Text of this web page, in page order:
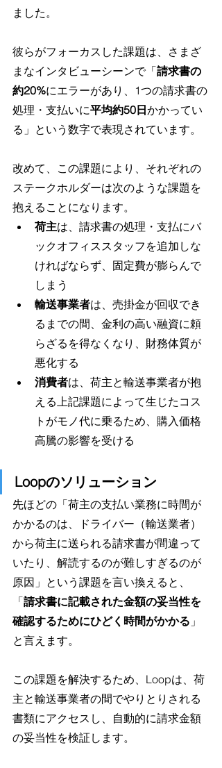
ました。
彼らがフォーカスした課題は、さまざ
まなインタビューシーンで「請求書の
約20%にエラーがあり、1つの請求書の
処理・支払いに平均約50日かかってい
る」という数字で表現されています。
改めて、この課題により、それぞれの
ステークホルダーは次のような課題を
抱えることになります。
荷主は、請求書の処理・支払にバ
ックオフィススタッフを追加しな
ければならず、固定費が膨らんで
しまう
輸送事業者は、売掛金が回収でき
るまでの間、金利の高い融資に頼
らざるを得なくなり、財務体質が
悪化する
消費者は、荷主と輸送事業者が抱
える上記課題によって生じたコス
トがモノ代に乗るため、購入価格
高騰の影響を受ける
Loopのソリューション
先ほどの「荷主の支払い業務に時間が
かかるのは、ドライバー（輸送業者）
から荷主に送られる請求書が間違って
いたり、解読するのが難しすぎるのが
原因」という課題を言い換えると、
「請求書に記載された金額の妥当性を
確認するためにひどく時間がかかる 」
と言えます。
この課題を解決するため、Loopは、荷
主と輸送事業者の間でやりとりされる
書類にアクセスし、自動的に請求金額
の妥当性を検証します。